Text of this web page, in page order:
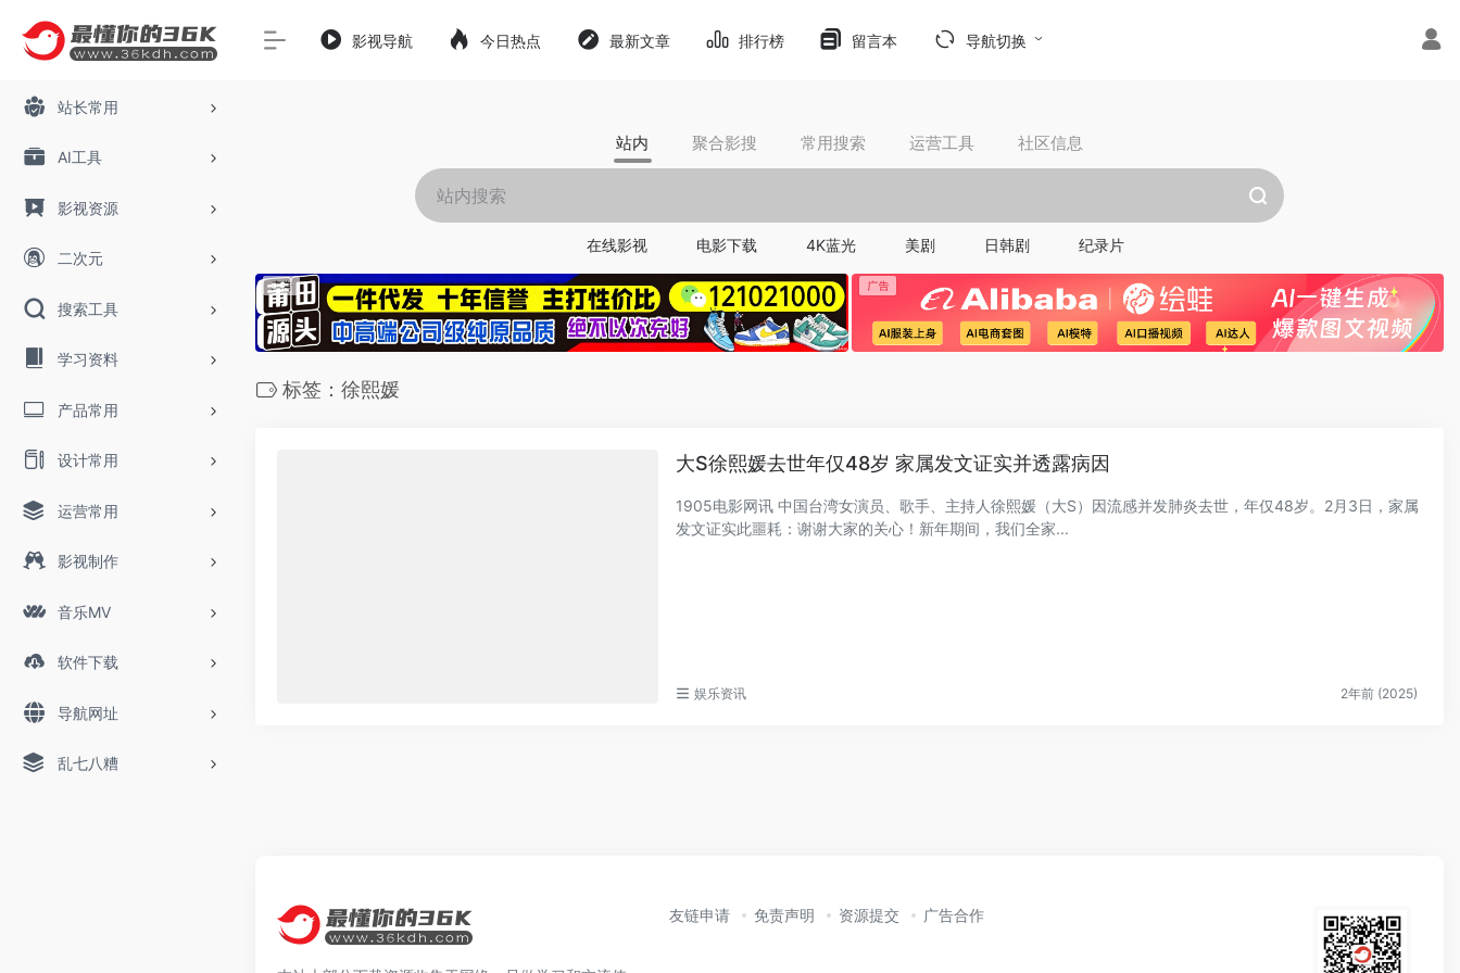
站长常用
AI工具
影视资源
二次元
搜索工具
学习资料
产品常用
设计常用
运营常用
影视制作
音乐MV
软件下载
导航网址
乱七八糟
影视导航 今日热点 最新文章 排行榜 留言本 导航切换
站内 聚合影搜 常用搜索 运营工具 社区信息
在线影视 电影下载 4K蓝光 美剧 日韩剧 纪录片
标签：徐熙媛
大S徐熙媛去世年仅48岁 家属发文证实并透露病因
1905电影网讯 中国台湾女演员、歌手、主持人徐熙媛（大S）因流感并发肺炎去世，年仅48岁。2月3日，家属
发文证实此噩耗：谢谢大家的关心！新年期间，我们全家...
娱乐资讯 2年前 (2025)
友链申请 免责声明 资源提交 广告合作